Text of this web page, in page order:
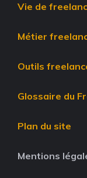
Vie de
Métier
Outils
Glossaire du
Plan du site
Mentions